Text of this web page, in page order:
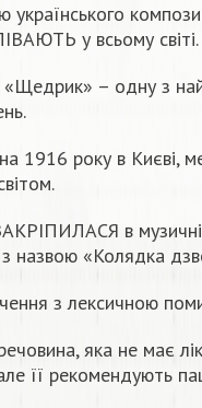
українського
у всьому світі.
– одну з
1916 року в Києві,
в
назвою «Колядка
з лексичною
яка не має
її рекомендують